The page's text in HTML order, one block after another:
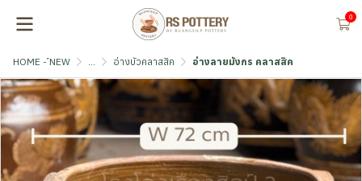
0
HOME - ์NEW ... อ่างบัวคลาสสิค อ่างลายมังกร คลาสสิค